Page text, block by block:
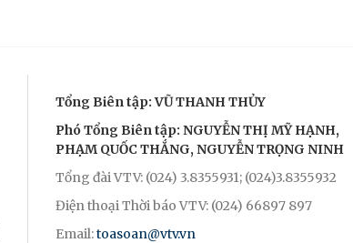
Tổng Biên tập: VŨ THANH THỦY
Phó Tổng Biên tập: NGUYỄN THỊ MỸ HẠNH,
PHẠM QUỐC THẮNG, NGUYỄN TRỌNG NINH
Tổng đài VTV: (024) 3.8355931; (024)3.8355932
Điện thoại Thời báo VTV: (024) 66897 897
Email:toasoan@vtv.vn